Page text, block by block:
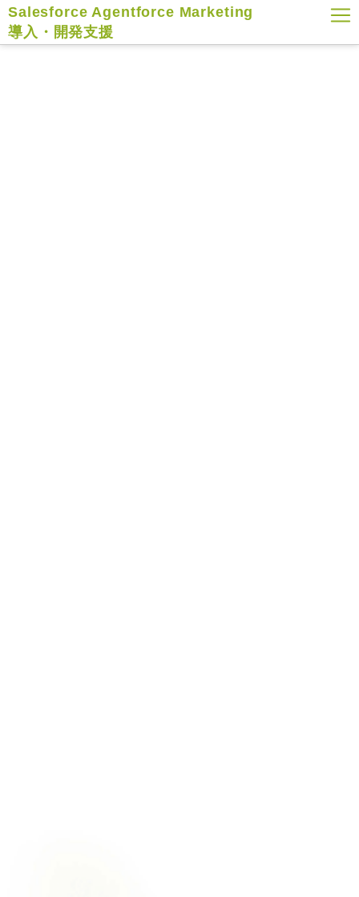
Salesforce Agentforce Marketing
導入・開発支援